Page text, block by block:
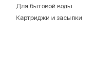
Для бытовой воды
Картриджи и засыпки